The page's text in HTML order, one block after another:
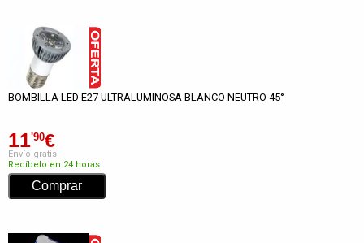
BOMBILLA LED E27 ULTRALUMINOSA BLANCO NEUTRO 45°
11'90€
Envío gratis
Recíbelo en 24 horas